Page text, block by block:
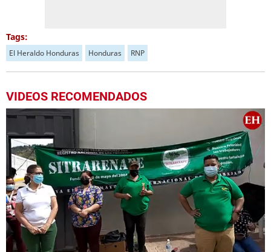
Tags:
El Heraldo Honduras Honduras RNP
VIDEOS RECOMENDADOS